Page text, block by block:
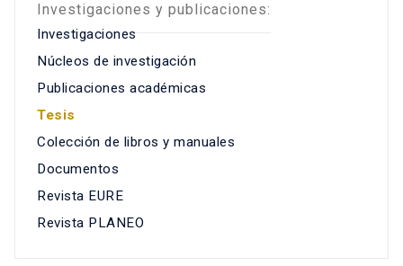
Investigaciones y publicaciones:
Investigaciones
Núcleos de investigación
Publicaciones académicas
Tesis
Colección de libros y manuales
Documentos
Revista EURE
Revista PLANEO